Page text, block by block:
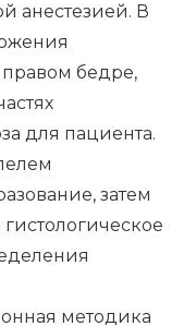
анестезией. В
правом бедре,
для пациента.
затем
методика